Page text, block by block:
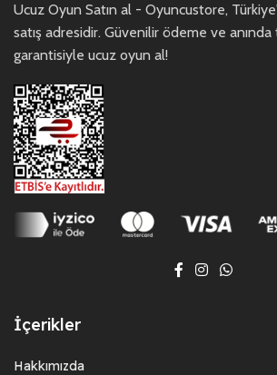
Ucuz Oyun Satın al - Oyuncustore,
satış adresidir. Güvenilir ödeme ve
garantisiyle ucuz oyun al!
İçerikler
Hakkımızda